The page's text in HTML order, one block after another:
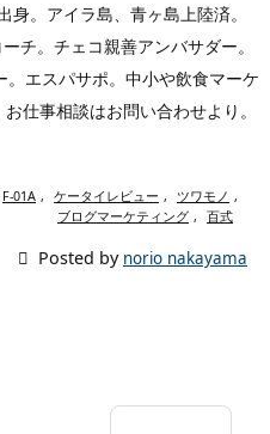
。アイラ島、青ヶ島上陸済。
チ。チェコ親善アンバサダー。
エスパサポ。中小や飲食マーケ
仕事相談はお問い合わせより。
F-01A , ケータイレビュー , ツワモノ ,
ブログマーケティング , 百式
 Posted by norio nakayama